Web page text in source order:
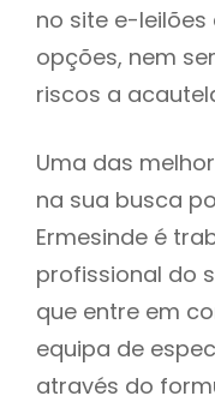
no site e-
opções, nem
riscos a
Uma das
na sua busca
Ermesinde é
profissional do
que entre em
equipa de
através do